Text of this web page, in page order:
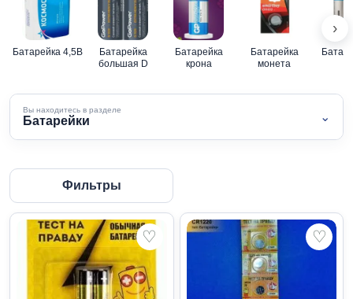
Батарейка 4,5В
Батарейка
большая D
Батарейка
крона
Батарейка
монета
›
Вы находитесь в разделе
Батарейки ⌄
Фильтры
♡ ♡